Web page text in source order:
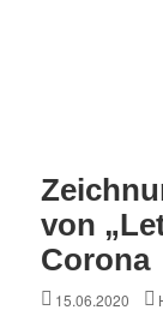
von
Corona
Posted
15.06.2020